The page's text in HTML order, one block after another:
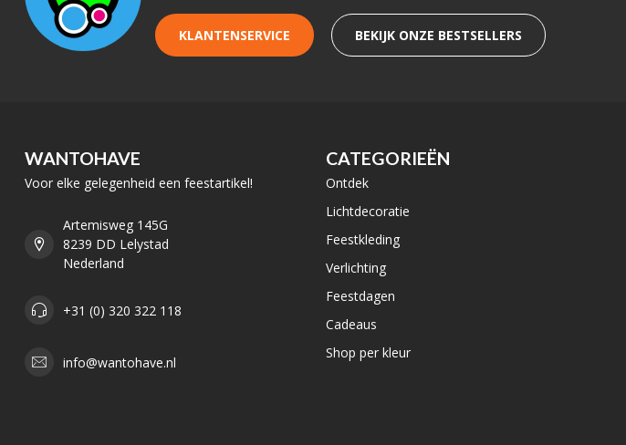
KLANTENSERVICE BEKIJK ONZE BESTSELLERS
WANTOHAVE
Voor elke gelegenheid een feestartikel!
Artemisweg 145G
8239 DD Lelystad
Nederland
+31 (0) 320 322 118
info@wantohave.nl
CATEGORIEËN
Ontdek
Lichtdecoratie
Feestkleding
Verlichting
Feestdagen
Cadeaus
Shop per kleur